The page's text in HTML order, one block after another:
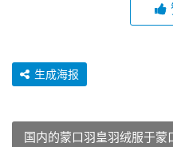
生成海报
国内的蒙口羽皇羽绒服于蒙